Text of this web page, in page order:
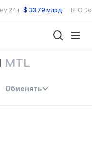
24ч: $ 33,79 млрд BTC
MTL
Обменять